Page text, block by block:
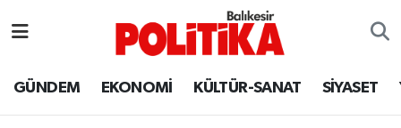
GÜNDEM EKONOMİ KÜLTÜR-SANAT SİYASET
Ayvalık
Balıkesir Hava Durumu